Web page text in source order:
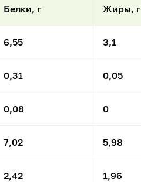
Белки, г Жиры, г
6,55 3,1
0,31 0,05
0,08 0
7,02 5,98
2,42 1,96